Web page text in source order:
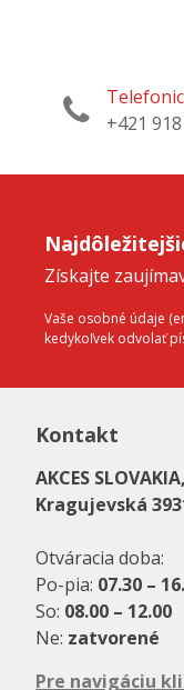
+421
Získajte
Vaše osobné údaje
kedykoľvek odvolať
Kontakt
AKCES
Kragujevská
Otváracia doba:
Po-pia: 07.30 –
So: 08.00 – 12.00
Ne: zatvorené
Pre navigáciu